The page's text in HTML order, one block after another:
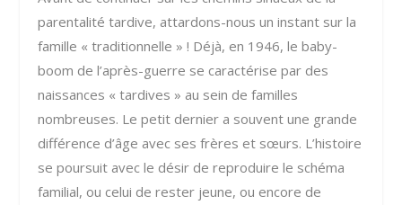
parentalité tardive, attardons-nous un instant sur la
famille « traditionnelle » ! Déjà, en 1946, le baby-
boom de l’après-guerre se caractérise par des
naissances « tardives » au sein de familles
nombreuses. Le petit dernier a souvent une grande
différence d’âge avec ses frères et sœurs. L’histoire
se poursuit avec le désir de reproduire le schéma
familial, ou celui de rester jeune, ou encore de